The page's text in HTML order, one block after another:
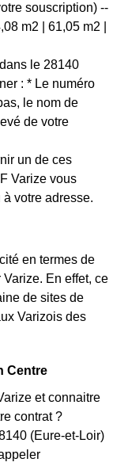
souscription) --
m2 | 61,05 m2 |
le 28140
: * Le numéro
le nom de
de votre
un de ces
Varize vous
votre adresse.
en termes de
En effet, ce
de sites de
Varizois des
Centre
et connaitre
contrat ?
(Eure-et-Loir)